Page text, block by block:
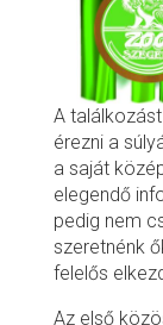
A
érezni a
a saját
elegendő
pedig nem
szeretnénk
felelős
Az első